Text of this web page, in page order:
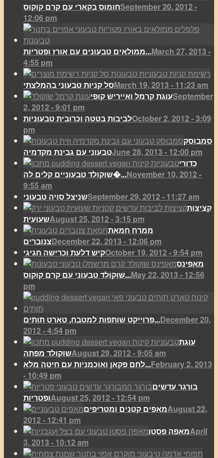
חומוס בקארי עם קרם קוקוסSeptember 20, 2012 -
12:06 pm
ממולאים טבעונים עם אורז ופטריות...March 27, 2013 -
4:55 pm
סל קניות טבעוני בהמלצתיMarch 19, 2013 - 11:23 am
עוגת קרמל ואייריש קופיSeptember
2, 2012 - 9:01 pm
לביבות בטטה וכרובית טבעוניותOctober 2, 2012 - 3:09
pm
סמבוסק
טבעוני עם גבינת מקדמיהJune 28, 2013 - 12:00 pm
כדורי
שוקולד טבעוניים קלים לה�...November 10, 2012 -
9:55 am
שניצל סויה טבעוניSeptember 29, 2012 - 11:27 am
קציצות
שעועיתAugust 25, 2012 - 3:15 pm
ממרח חמאת
צנובריםDecember 22, 2013 - 12:06 pm
קיש דלעת וכרישה חגיגיOctober 19, 2012 - 9:54 pm
מאפינס
שוקולד טבעוני עם קרם קוקוס...May 22, 2013 - 12:56
pm
פרוייקט שותפות למטבח, טארט תותים...December 20,
2012 - 4:54 pm
עוגת
שוקולד מפתהAugust 29, 2012 - 9:05 am
לחם פקאן ואוכמניות עם חיטה מלא...February 2, 2013
- 10:49 pm
בורגר עדשים
ופטריותAugust 25, 2012 - 12:54 pm
מאפים קטנים ומטריפיםAugust 22,
2012 - 12:41 pm
מאפה פסטוApril
3, 2013 - 10:12 am